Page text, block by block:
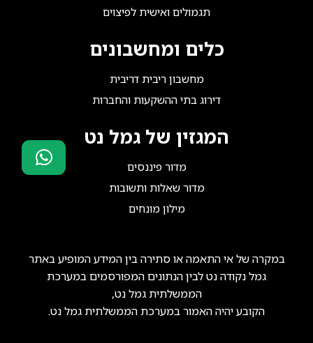
תגמולים ואישית לפיצוים
כלים ומחשבונים
מחשבון ריבית דריבית
דירוג בתי ההשקעות והחברות
המגזין של גמל נט
מדור פיננסים
מדור שאלות ותשובות
מילון מונחים
במקרה של אי התאמה או סתירה בין המידע המופיע באתר
גמל נקודה נט לבין הנתונים המפורסמים במערכת
הממשלתית גמל נט,
הקובע יהיה האמור במערכת הממשלתית גמל נט.